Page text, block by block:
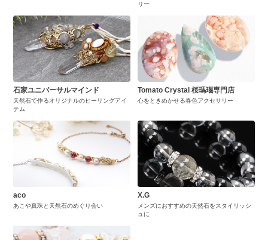
リー
石家ユニバーサルマインド
天然石で作るオリジナルのヒーリングアイ
テム
Tomato Crystal 桜瑪瑙専門店
心をときめかせる春色アクセサリー
aco
あこや真珠と天然石のめぐり会い
X.G
メンズにおすすめの天然石をスタイリッシ
ュに